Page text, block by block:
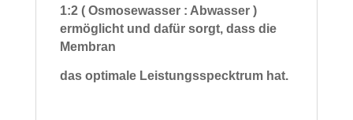
1:2 ( Osmosewasser : Abwasser )
ermöglicht und dafür sorgt, dass die
Membran
das optimale Leistungsspecktrum hat.